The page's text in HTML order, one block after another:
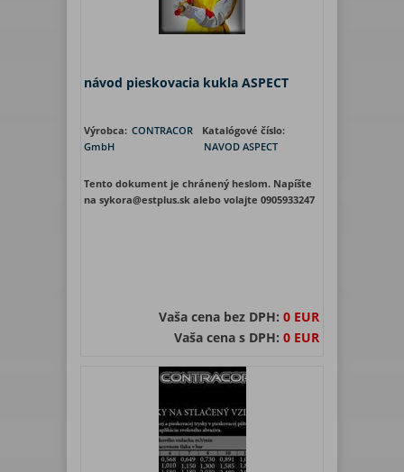
návod pieskovacia kukla ASPECT
Výrobca: CONTRACOR
GmbH
Katalógové číslo:
NAVOD ASPECT
Tento dokument je chránený heslom. Napíšte
na sykora@estplus.sk alebo volajte 0905933247
Vaša cena bez DPH: 0 EUR
Vaša cena s DPH: 0 EUR